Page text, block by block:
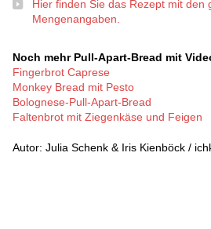
Hier finden Sie das Rezept mit den
Mengenangaben.
Noch mehr Pull-Apart-Bread mit
Fingerbrot Caprese
Monkey Bread mit Pesto
Bolognese-Pull-Apart-Bread
Faltenbrot mit Ziegenkäse und Feigen
Autor: Julia Schenk & Iris Kienböck /